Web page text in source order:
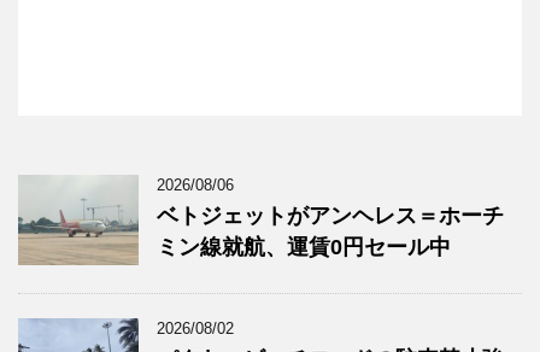
2026/08/06
ベトジェットがアンヘレス＝ホーチ
ミン線就航、運賃0円セール中
2026/08/02